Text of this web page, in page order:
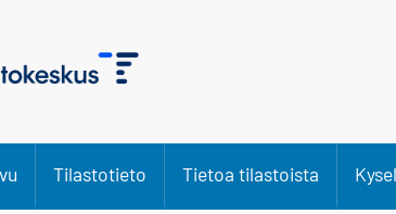
Tilastotieto Tietoa tilastoista